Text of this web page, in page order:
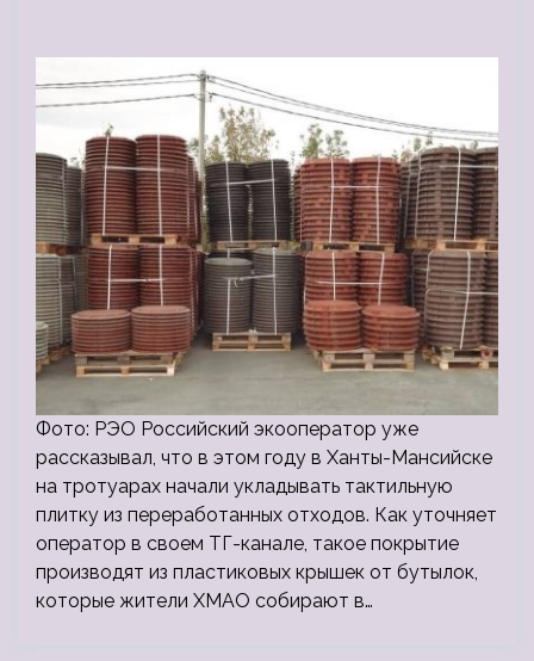
Фото: РЭО Российский экооператор уже
рассказывал, что в этом году в Ханты-Мансийске
на тротуарах начали укладывать тактильную
плитку из переработанных отходов. Как уточняет
оператор в своем ТГ-канале, такое покрытие
производят из пластиковых крышек от бутылок,
которые жители ХМАО собирают в…